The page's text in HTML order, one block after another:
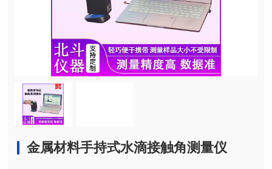
金属材料手持式水滴接触角测量仪